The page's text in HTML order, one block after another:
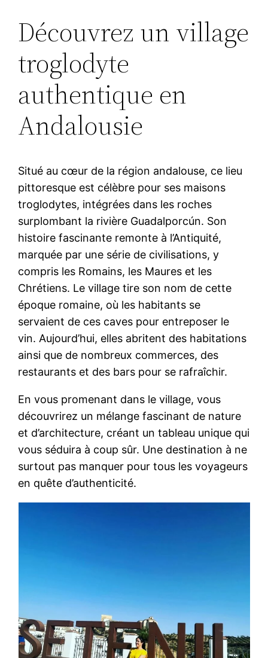
Découvrez un village
troglodyte
authentique en
Andalousie
Situé au cœur de la région andalouse, ce lieu
pittoresque est célèbre pour ses maisons
troglodytes, intégrées dans les roches
surplombant la rivière Guadalporcún. Son
histoire fascinante remonte à l’Antiquité,
marquée par une série de civilisations, y
compris les Romains, les Maures et les
Chrétiens. Le village tire son nom de cette
époque romaine, où les habitants se
servaient de ces caves pour entreposer le
vin. Aujourd’hui, elles abritent des habitations
ainsi que de nombreux commerces, des
restaurants et des bars pour se rafraîchir.
En vous promenant dans le village, vous
découvrirez un mélange fascinant de nature
et d’architecture, créant un tableau unique qui
vous séduira à coup sûr. Une destination à ne
surtout pas manquer pour tous les voyageurs
en quête d’authenticité.